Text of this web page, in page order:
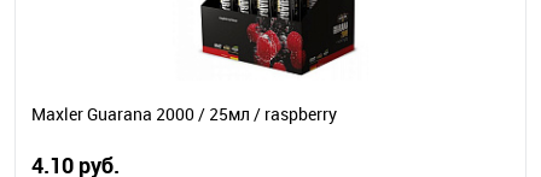
Maxler Guarana 2000 / 25мл / raspberry
4.10 руб.